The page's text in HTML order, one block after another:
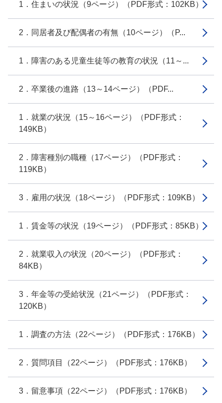
1．住まいの状況（9ページ）（PDF形式：102KB）
2．同居者及び配偶者の有無（10ページ）（P...
1．障害のある児童生徒等の教育の状況（11～...
2．卒業後の進路（13～14ページ）（PDF...
1．就業の状況（15～16ページ）（PDF形式：
149KB）
2．障害種別の職種（17ページ）（PDF形式：
119KB）
3．雇用の状況（18ページ）（PDF形式：109KB）
1．賃金等の状況（19ページ）（PDF形式：85KB）
2．就業収入の状況（20ページ）（PDF形式：
84KB）
3．年金等の受給状況（21ページ）（PDF形式：
120KB）
1．調査の方法（22ページ）（PDF形式：176KB）
2．質問項目（22ページ）（PDF形式：176KB）
3．留意事項（22ページ）（PDF形式：176KB）